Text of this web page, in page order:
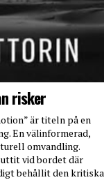
risker
är titeln på en
En välinformerad,
omvandling.
vid bordet där
behållit den kritiska